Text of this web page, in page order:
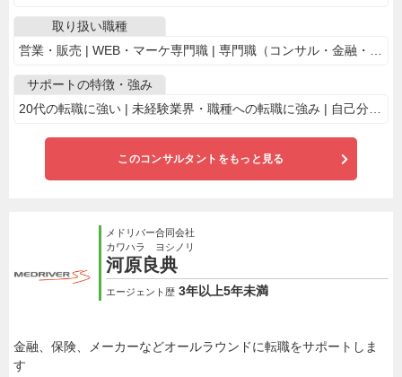
取り扱い職種
サポートの特徴・強み
このコンサルタントをもっと見る
メドリバー合同会社
カワハラ ヨシノリ
河原良典
エージェント歴 3年以上5年未満
金融、保険、メーカーなどオールラウンドに転職をサポートしま
す